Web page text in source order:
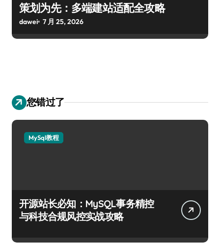
策划为先：多端建站适配全攻略
dawei 7 月 25, 2026
您错过了
MySql教程
开源站长必知：MySQL事务精控
与科技合规风控实战攻略